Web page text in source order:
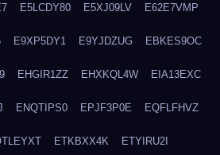
E5LCDY80 E5XJ09LV E62E7VMP
E9XP5DY1 E9YJDZUG EBKES9OC
EHGIR1ZZ EHXKQL4W EIA13EXC
ENQTIPS0 EPJF3P0E EQFLFHVZ
ETKBXX4K ETYIRU2I